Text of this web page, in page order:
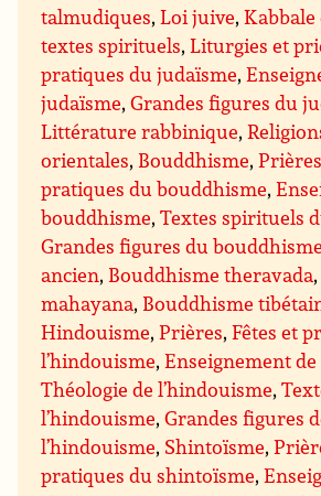
talmudiques,Loi juive,
textes spirituels,Liturgies et
pratiques du judaïsme,
judaïsme,Grandes figures du
Littérature rabbinique,
orientales, Bouddhisme,Prières
pratiques du bouddhisme,
bouddhisme,Textes spirituels
Grandes figures du bouddhisme
ancien, Bouddhisme theravada,
mahayana, Bouddhisme
Hindouisme,Prières,Fêtes et
l’hindouisme,Enseignement
Théologie de l’hindouisme,
l’hindouisme,Grandes figures
l’hindouisme, Shintoïsme,
pratiques du shintoïsme,